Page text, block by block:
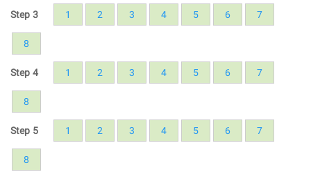
Step 3 1 2 3 4 5 6 7
8
Step 4 1 2 3 4 5 6 7
8
Step 5 1 2 3 4 5 6 7
8